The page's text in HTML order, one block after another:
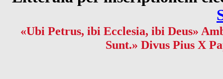
«Ubi Petrus, ibi Ecclesia, ibi Deus»
Sunt.» Divus Pius X